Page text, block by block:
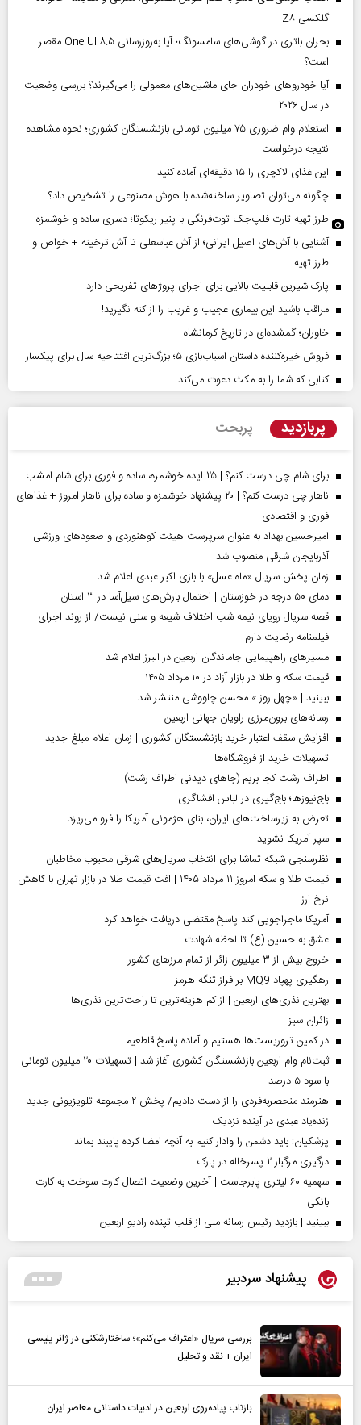
گلکسی Z۸
بحران باتری در گوشی‌های سامسونگ؛ آیا به‌روزرسانی One UI ۸.۵ مقصر
است؟
آیا خودروهای خودران جای ماشین‌های معمولی را می‌گیرند؟ بررسی وضعیت
در سال ۲۰۲۶
استعلام وام ضروری ۷۵ میلیون تومانی بازنشستگان کشوری؛ نحوه مشاهده
نتیجه درخواست
این غذای لاکچری را ۱۵ دقیقه‌ای آماده کنید
چگونه می‌توان تصاویر ساخته‌شده با هوش مصنوعی را تشخیص داد؟
طرز تهیه تارت فلپ‌جک توت‌فرنگی با پنیر ریکوتا؛ دسری ساده و خوشمزه
آشنایی با آش‌های اصیل ایرانی؛ از آش عباسعلی تا آش ترخینه + خواص و
طرز تهیه
پارک شیرین قابلیت‌ بالایی برای اجرای پروژهای تفریحی دارد
مراقب باشید این بیماری عجیب و غریب را از کنه نگیرید!
خاوران؛ گمشده‌ای در تاریخ کرمانشاه
فروش خیره‌کننده داستان اسباب‌بازی ۵؛ بزرگ‌ترین افتتاحیه سال برای پیکسار
کتابی که شما را به مکث دعوت می‌کند
پربازدید پربحث
برای شام چی درست کنم؟ | ۲۵ ایده خوشمزه، ساده و فوری برای شام امشب
ناهار چی درست کنم؟ | ۲۰ پیشنهاد خوشمزه و ساده برای ناهار امروز + غذاهای
فوری و اقتصادی
امیرحسین بهداد به عنوان سرپرست هیئت کوهنوردی و صعودهای ورزشی
آذربایجان شرقی منصوب شد
زمان پخش سریال «ماه عسل» با بازی اکبر عبدی اعلام شد
دمای ۵۰ درجه در خوزستان | احتمال بارش‌های سیل‌آسا در ۳ استان
قصه سریال رویای نیمه شب اختلاف شیعه و سنی نیست/ از روند اجرای
فیلمنامه رضایت دارم
مسیر‌های راهپیمایی جاماندگان اربعین در البرز اعلام شد
قیمت سکه و طلا در بازار آزاد در ۱۰ مرداد ۱۴۰۵
ببینید | «چهل روز » محسن چاووشی منتشر شد
رسانه‌های برون‌مرزی راویان جهانی اربعین
افزایش سقف اعتبار خرید بازنشستگان کشوری | زمان اعلام مبلغ جدید
تسهیلات خرید از فروشگاه‌ها
اطراف رشت کجا بریم (جاهای دیدنی اطراف رشت)
باج‌نیوزها؛ باج‌گیری در لباس افشاگری
تعرض به زیرساخت‌های ایران، بنای هژمونی آمریکا را فرو می‌ریزد
سپر آمریکا نشوید
نظرسنجی شبکه تماشا برای انتخاب سریال‌های شرقی محبوب مخاطبان
قیمت طلا و سکه امروز ۱۱ مرداد ۱۴۰۵ | افت قیمت طلا در بازار تهران با کاهش
نرخ ارز
آمریکا ماجراجویی کند پاسخ مقتضی دریافت خواهد کرد
عشق به حسین (ع) تا لحظه شهادت
خروج بیش از ۳ میلیون زائر از تمام مرز‌های کشور
رهگیری پهپاد MQ9 بر فراز تنگه هرمز
بهترین نذری‌های اربعین | از کم هزینه‌ترین تا راحت‌ترین نذری‌ها
‌زائران سبز
در کمین تروریست‌ها هستیم و آماده پاسخ قاطعیم
ثبت‌نام وام اربعین بازنشستگان کشوری آغاز شد | تسهیلات ۲۰ میلیون تومانی
با سود ۵ درصد
هنرمند منحصر‌به‌فردی را از دست دادیم/ پخش ۲ مجموعه تلویزیونی جدید
زنده‌یاد عبدی در آینده نزدیک
پزشکیان: باید دشمن را وادار کنیم به آنچه امضا کرده پایبند بماند
درگیری مرگبار ۲ پسرخاله در پارک
سهمیه ۶۰ لیتری پابرجاست | آخرین وضعیت اتصال کارت سوخت به کارت
بانکی
ببینید | بازدید رئیس رسانه ملی از قلب تپنده رادیو اربعین
پیشنهاد سردبیر
بررسی سریال «اعتراف می‌کنم»؛ ساختارشکنی در ژانر پلیسی
ایران + نقد و تحلیل
بازتاب پیاده‌روی اربعین در ادبیات داستانی معاصر ایران